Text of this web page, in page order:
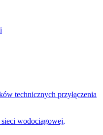
technicznych przyłączenia
wodociągowej,